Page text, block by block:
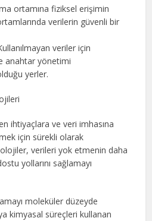
ortamına fiziksel erişimin
verilerin güvenli bir
veriler için
anahtar yönetimi
yerler.
ihtiyaçlara ve veri imhasına
için sürekli olarak
verileri yok etmenin daha
yollarını sağlamayı
moleküler düzeyde
kimyasal süreçleri kullanan